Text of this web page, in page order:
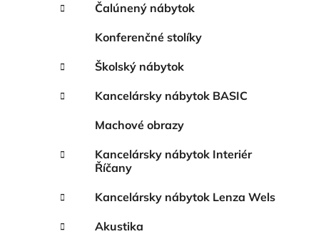
Čalúnený nábytok
Konferenčné stolíky
Školský nábytok
Kancelársky nábytok BASIC
Machové obrazy
Kancelársky nábytok Interiér
Říčany
Kancelársky nábytok Lenza Wels
Akustika